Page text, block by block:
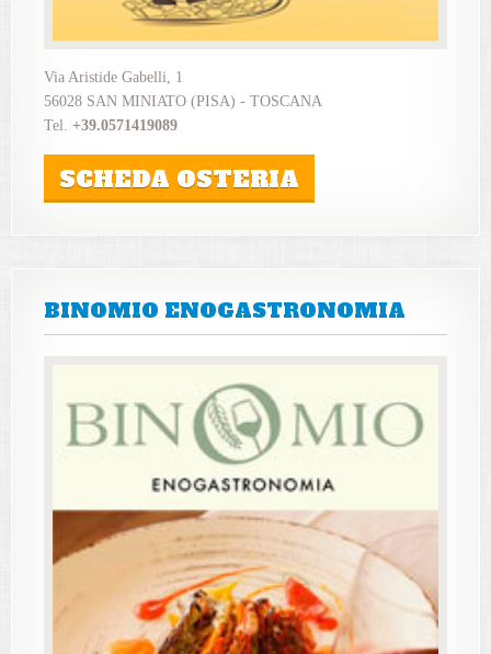
Via Aristide Gabelli, 1
56028 SAN MINIATO (PISA) - TOSCANA
Tel. +39.0571419089
SCHEDA OSTERIA
BINOMIO ENOGASTRONOMIA